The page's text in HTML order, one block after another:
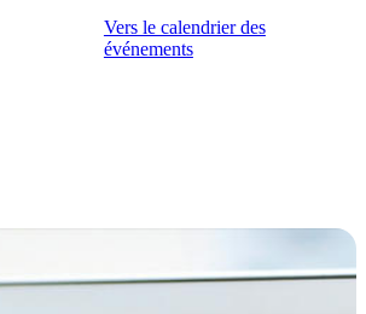
Vers le calendrier des
événements